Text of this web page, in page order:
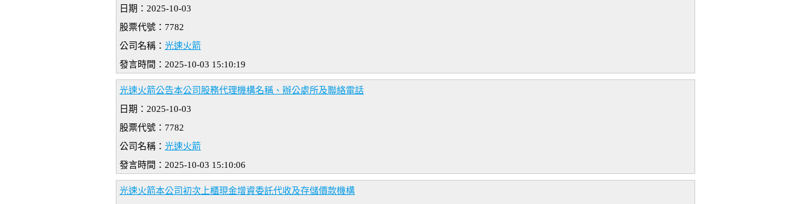
日期：2025-10-03
股票代號：7782
公司名稱： 光速火箭
發言時間：2025-10-03 15:10:19
光速火箭公告本公司股務代理機構名稱、辦公處所及聯絡電話
日期：2025-10-03
股票代號：7782
公司名稱： 光速火箭
發言時間：2025-10-03 15:10:06
光速火箭本公司初次上櫃現金增資委託代收及存儲價款機構